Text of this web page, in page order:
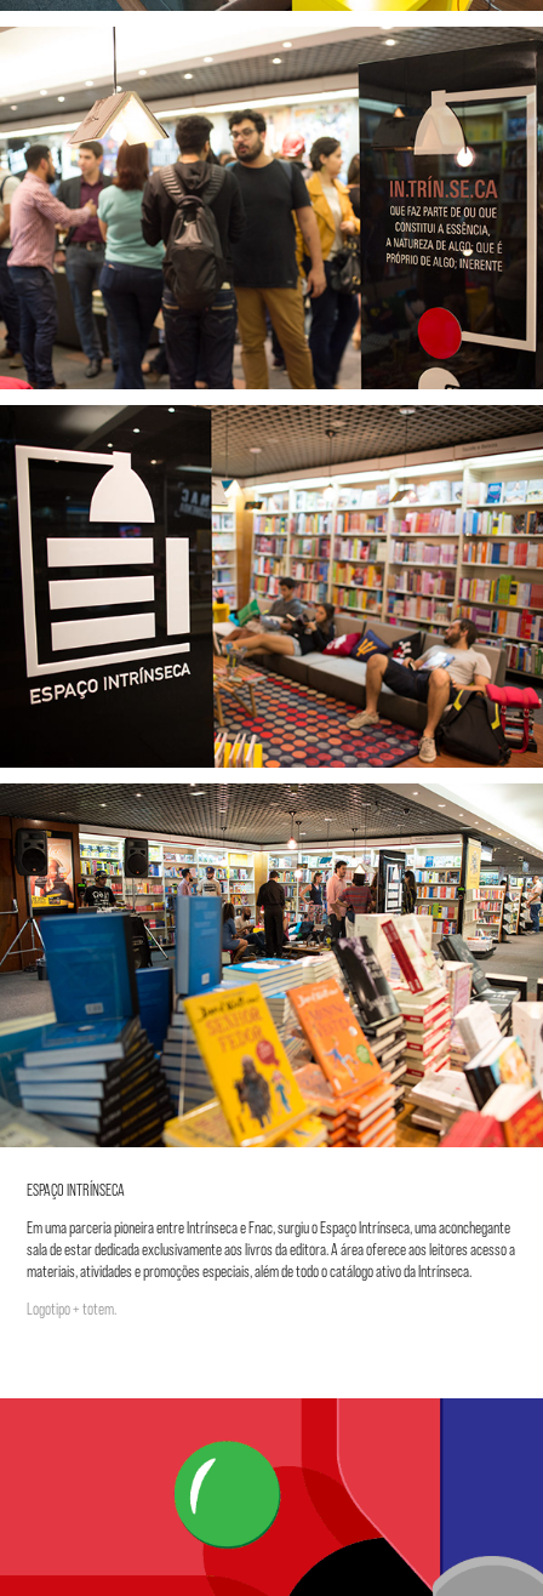
ESPAÇO INTRÍNSECA
Em uma parceria pioneira entre Intrínseca e Fnac, surgiu o Espaço Intrínseca, uma aconchegante
sala de estar dedicada exclusivamente aos livros da editora. A área oferece aos leitores acesso a
materiais, atividades e promoções especiais, além de todo o catálogo ativo da Intrínseca.
Logotipo + totem.